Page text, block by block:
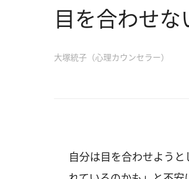
目を合わせ
大塚統子（心理カウンセラー）
自分は目を合わせよう